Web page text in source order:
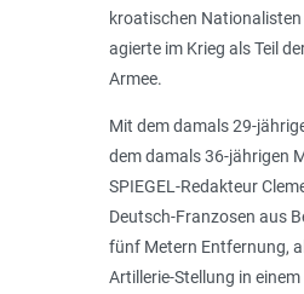
kroatischen
agierte im Krieg als Teil
Armee.
Mit dem damals 29-
dem damals 36-jährigen
SPIEGEL-Redakteur
Deutsch-Franzosen aus
fünf Metern Entfernung,
Artillerie-Stellung in